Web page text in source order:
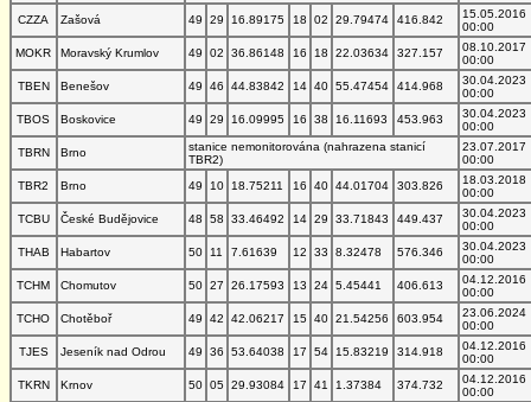
CZZA Zašová 49 29 16.89175 18 02 29.79474 416.842
15.05.2016
00:00
MOKR
Moravský Krumlov 49 02 36.86148 16 18 22.03634 327.157
08.10.2017
00:00
TBEN
Benešov 49 46 44.83842 14 40 55.47454 414.968
30.04.2023
00:00
TBOS
Boskovice 49 29 16.09995 16 38 16.11693 453.963
30.04.2023
00:00
TBRN
Brno
stanice nemonitorována (nahrazena stanicí
TBR2)
23.07.2017
00:00
TBR2
Brno 49 10 18.75211 16 40 44.01704 303.826
18.03.2018
00:00
TCBU
České Budějovice 48 58 33.46492 14 29 33.71843 449.437
30.04.2023
00:00
THAB
Habartov 50 11 7.61639 12 33 8.32478 576.346
30.04.2023
00:00
TCHM
Chomutov 50 27 26.17593 13 24 5.45441 406.613
04.12.2016
00:00
TCHO
Chotěboř 49 42 42.06217 15 40 21.54256 603.954
23.06.2024
00:00
TJES
Jeseník nad Odrou 49 36 53.64038 17 54 15.83219 314.918
04.12.2016
00:00
TKRN
Krnov 50 05 29.93084 17 41 1.37384 374.732
04.12.2016
00:00